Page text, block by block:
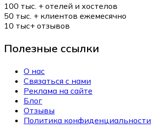
100 тыс. + отелей и хостелов
50 тыс. + клиентов ежемесячно
10 тыс+ отзывов
Полезные ссылки
О нас
Связаться с нами
Реклама на сайте
Блог
Отзывы
Политика конфиденциальности